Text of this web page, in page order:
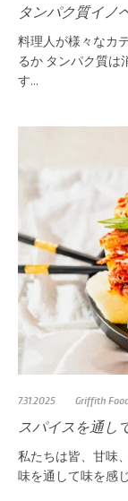
タンパク質イノ
料理人が様々なカ
るか タンパク質は
す...
7.31.2025 Griffith
スパイスを通し
私たちは皆、甘味
味を通して味を感じ